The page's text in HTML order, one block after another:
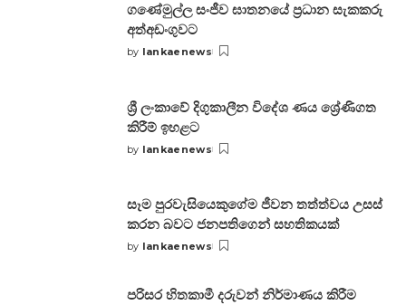
ගණේමුල්ල සංජීව ඝාතනයේ ප්‍රධාන සැකකරු
අත්අඩංගුවට
Posted
by lankaenews
ශ්‍රී ලංකාවේ දිගුකාලීන විදේශ ණය ශ්‍රේණිගත
කිරීම් ඉහළට
Posted
by lankaenews
සෑම පුරවැසියෙකුගේම ජීවන තත්ත්වය උසස්
කරන බවට ජනපතිගෙන් සහතිකයක්
Posted
by lankaenews
පරිසර හිතකාමී දරුවන් නිර්මාණය කිරීම